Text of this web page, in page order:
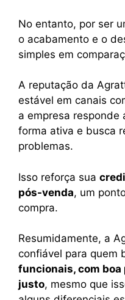
No entanto, por ser
o acabamento e o
simples em
A reputação da
estável em canais
a empresa responde
forma ativa e busca
problemas.
Isso reforça sua
pós-venda, um
compra.
Resumidamente, a
confiável para quem
funcionais, com
justo, mesmo que